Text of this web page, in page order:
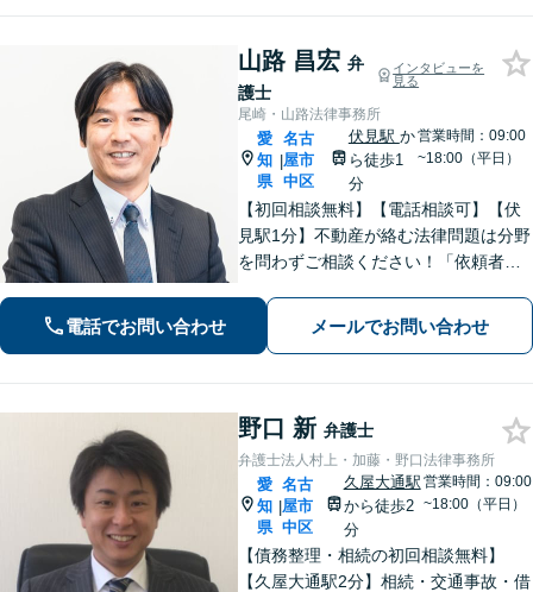
山路 昌宏 弁
護士
インタビューを
見る
尾崎・山路法律事務所
愛
知
県
|
名古
屋市
中区
伏見駅 か
ら徒歩1
分
営業時間：09:00
~18:00（平日）
【初回相談無料】【電話相談可】【伏
見駅1分】不動産が絡む法律問題は分野
を問わずご相談ください！「依頼者さ
ひとりでも多くの方のお悩みを解決で
きるように尽力いたします。【メー
電話でお問い合わせ メールでお問い合わせ
野口 新 弁護士
弁護士法人村上・加藤・野口法律事務所
愛
知
県
|
名古
屋市
中区
久屋大通駅
から徒歩2
分
営業時間：09:00
~18:00（平日）
【債務整理・相続の初回相談無料】
【久屋大通駅2分】相続・交通事故・借